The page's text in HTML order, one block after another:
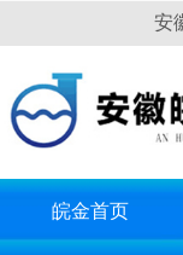
安
皖金首页